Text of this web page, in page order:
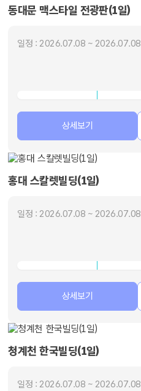
동대문 맥스타일 전광판(1일)
일정 : 2026.07.08 ~ 2026.07.08
상세보기
홍대 스칼렛빌딩(1일)
일정 : 2026.07.08 ~ 2026.07.08
상세보기
청계천 한국빌딩(1일)
일정 : 2026.07.08 ~ 2026.07.08